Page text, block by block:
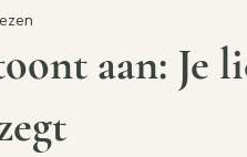
aan: Je